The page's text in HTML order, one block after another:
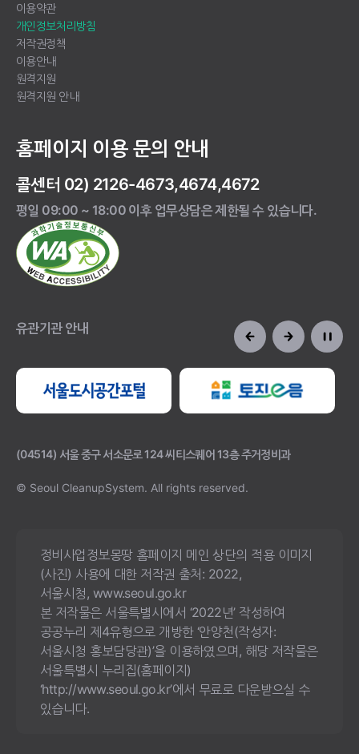
이용약관
개인정보처리방침
저작권정책
이용안내
원격지원
원격지원 안내
홈페이지 이용 문의 안내
콜센터 02) 2126-4673,4674,4672
평일 09:00 ~ 18:00 이후 업무상담은 제한될 수 있습니다.
유관기관 안내
(04514) 서울 중구 서소문로 124 씨티스퀘어 13층 주거정비과
© Seoul CleanupSystem. All rights reserved.
정비사업정보몽땅 홈페이지 메인 상단의 적용 이미지
(사진) 사용에 대한 저작권 출처: 2022,
서울시청, www.seoul.go.kr
본 저작물은 서울특별시에서 ‘2022년’ 작성하여
공공누리 제4유형으로 개방한 ‘안양천(작성자:
서울시청 홍보담당관)’을 이용하였으며, 해당 저작물은
서울특별시 누리집(홈페이지)
‘http://www.seoul.go.kr’에서 무료로 다운받으실 수
있습니다.